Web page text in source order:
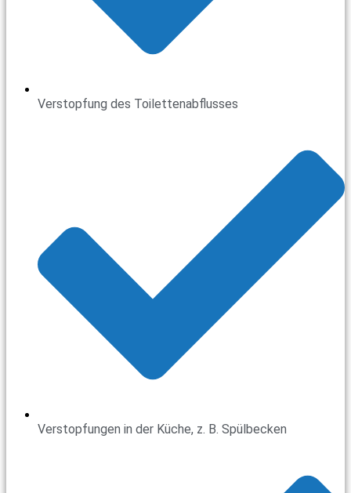
Verstopfung des Toilettenabflusses
Verstopfungen in der Küche, z. B. Spülbecken